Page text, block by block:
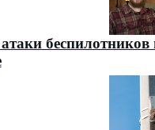
беспилотников